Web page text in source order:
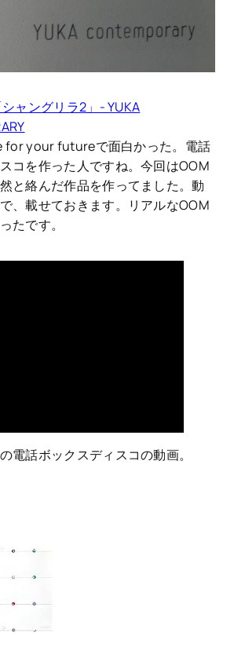
ャングリラ2」- YUKA
for your futureで面白かった。電話
コを作った人ですね。今回はOOM
と絡んだ作品を作ってました。動
、載せておきます。リアルなOOM
たです。
電話ボックスディスコの動画。